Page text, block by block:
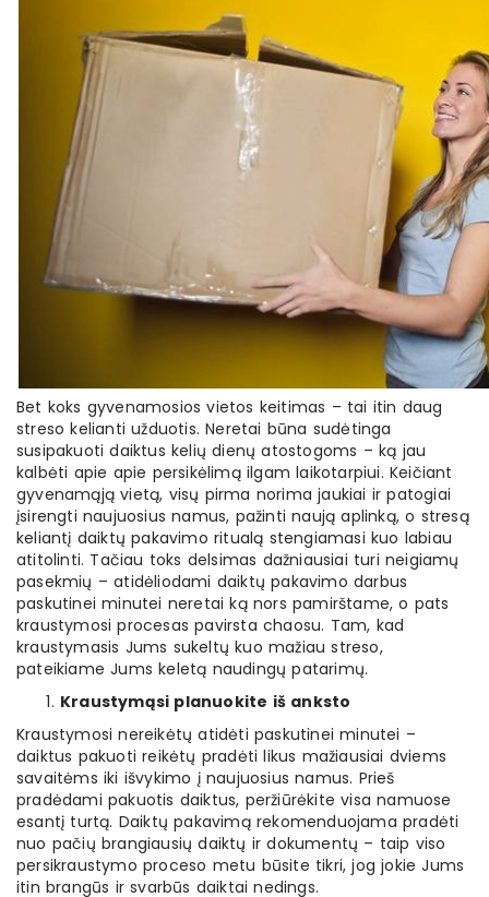
Bet koks gyvenamosios vietos keitimas – tai itin daug
streso kelianti užduotis. Neretai būna sudėtinga
susipakuoti daiktus kelių dienų atostogoms – ką jau
kalbėti apie apie persikėlimą ilgam laikotarpiui. Keičiant
gyvenamąją vietą, visų pirma norima jaukiai ir patogiai
įsirengti naujuosius namus, pažinti naują aplinką, o stresą
keliantį daiktų pakavimo ritualą stengiamasi kuo labiau
atitolinti. Tačiau toks delsimas dažniausiai turi neigiamų
pasekmių – atidėliodami daiktų pakavimo darbus
paskutinei minutei neretai ką nors pamirštame, o pats
kraustymosi procesas pavirsta chaosu. Tam, kad
kraustymasis Jums sukeltų kuo mažiau streso,
pateikiame Jums keletą naudingų patarimų.
Kraustymąsi planuokite iš anksto
Kraustymosi nereikėtų atidėti paskutinei minutei –
daiktus pakuoti reikėtų pradėti likus mažiausiai dviems
savaitėms iki išvykimo į naujuosius namus. Prieš
pradėdami pakuotis daiktus, peržiūrėkite visa namuose
esantį turtą. Daiktų pakavimą rekomenduojama pradėti
nuo pačių brangiausių daiktų ir dokumentų – taip viso
persikraustymo proceso metu būsite tikri, jog jokie Jums
itin brangūs ir svarbūs daiktai nedings.